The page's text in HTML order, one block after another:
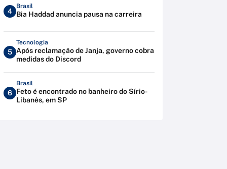
4
Brasil
Bia Haddad anuncia pausa na carreira
5
Tecnologia
Após reclamação de Janja, governo cobra
medidas do Discord
6
Brasil
Feto é encontrado no banheiro do Sírio-
Libanês, em SP